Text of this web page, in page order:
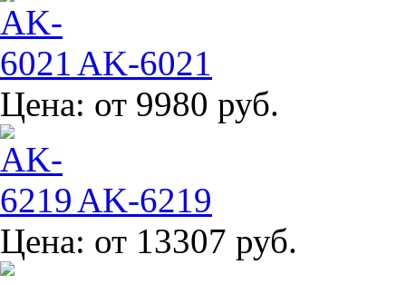
AK-6021
Цена: от 9980 руб.
AK-6219
Цена: от 13307 руб.